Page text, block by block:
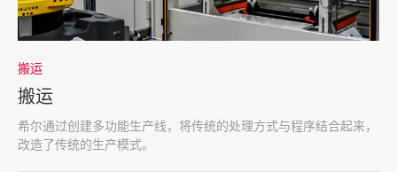
搬运
搬运
希尔通过创建多功能生产线，将传统的处理方式与程序结合起来，
改造了传统的生产模式。